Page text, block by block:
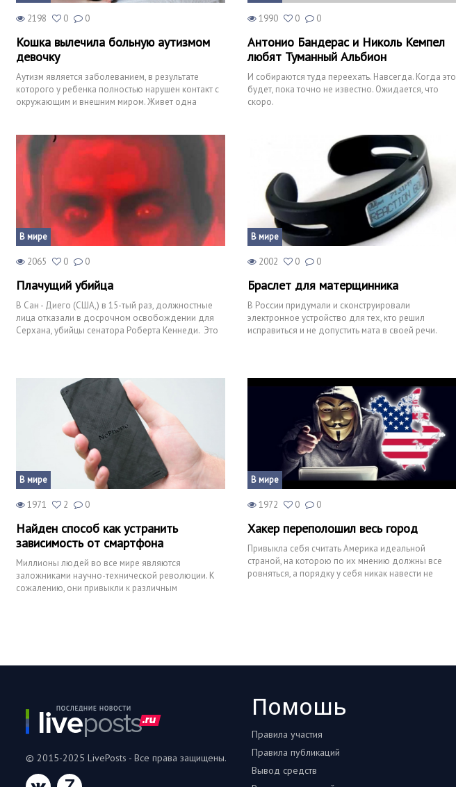
2198 0 0
Кошка вылечила больную аутизмом
девочку
Аутизм является заболеванием, в результате
которого у ребенка полностью нарушен контакт с
окружающим и внешним миром. Живет одна
1990 0 0
Антонио Бандерас и Николь Кемпел
любят Туманный Альбион
И собираются туда переехать. Навсегда. Когда это
будет, пока точно не известно. Ожидается, что
скоро.
В мире
2065 0 0
Плачущий убийца
В Сан - Диего (США,) в 15-тый раз, должностные
лица отказали в досрочном освобождении для
Серхана, убийцы сенатора Роберта Кеннеди. Это
В мире
2002 0 0
Браслет для матерщинника
В России придумали и сконструировали
электронное устройство для тех, кто решил
исправиться и не допустить мата в своей речи.
В мире
1971 2 0
Найден способ как устранить
зависимость от смартфона
Миллионы людей во все мире являются
заложниками научно-технической революции. К
сожалению, они привыкли к различным
В мире
1972 0 0
Хакер переполошил весь город
Привыкла себя считать Америка идеальной
страной, на которою по их мнению должны все
ровняться, а порядку у себя никак навести не
© 2015-2025 LivePosts - Все права защищены.
Помошь
Правила участия
Правила публикаций
Вывод средств